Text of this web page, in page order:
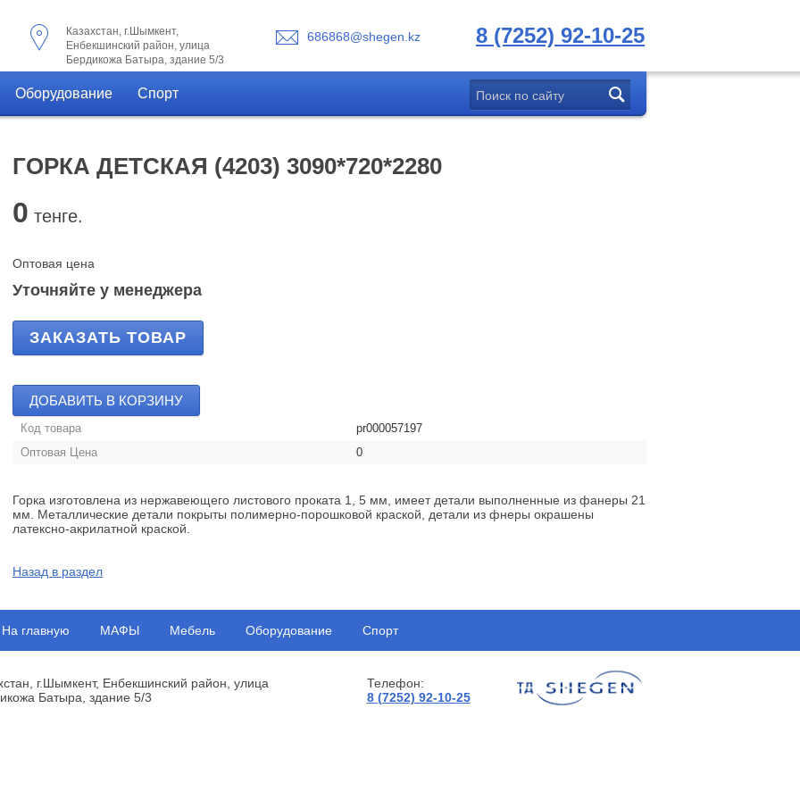
Казахстан, г.Шымкент,
Енбекшинский район, улица
Бердикожа Батыра, здание 5/3
686868@shegen.kz 8 (7252) 92-10-25
Оборудование Спорт
ГОРКА ДЕТСКАЯ (4203) 3090*720*2280
0 тенге.
Оптовая цена
Уточняйте у менеджера
ЗАКАЗАТЬ ТОВАР
ДОБАВИТЬ В КОРЗИНУ
Код товара
pr000057197
Оптовая Цена
0
Горка изготовлена из нержавеющего листового проката 1, 5 мм, имеет детали выполненные из фанеры 21
мм. Металлические детали покрыты полимерно-порошковой краской, детали из фнеры окрашены
латексно-акрилатной краской.
Назад в раздел
На главную МАФЫ Мебель Оборудование Спорт
г.Шымкент, Енбекшинский район, улица
Батыра, здание 5/3
Телефон:
8 (7252) 92-10-25